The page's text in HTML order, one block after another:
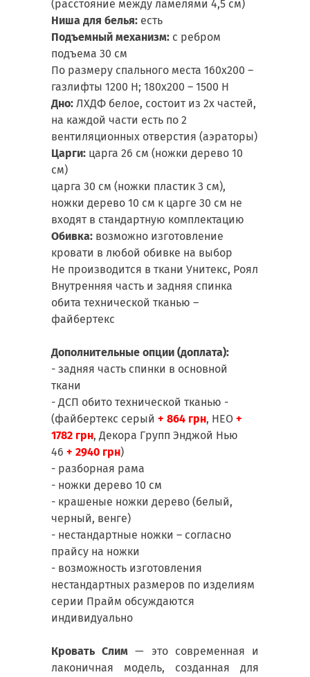
(расстояние между ламелями 4,5 см)
Ниша для белья: есть
Подъемный механизм: с ребром
подъема 30 см
По размеру спального места 160х200 –
газлифты 1200 Н; 180х200 – 1500 Н
Дно: ЛХДФ белое, состоит из 2х частей,
на каждой части есть по 2
вентиляционных отверстия (аэраторы)
Царги: царга 26 см (ножки дерево 10
см)
царга 30 см (ножки пластик 3 см),
ножки дерево 10 см к царге 30 см не
входят в стандартную комплектацию
Обивка: возможно изготовление
кровати в любой обивке на выбор
Не производится в ткани Унитекс, Роял
Внутренняя часть и задняя спинка
обита технической тканью –
файбертекс
Дополнительные опции (доплата):
- задняя часть спинки в основной
ткани
- ДСП обито технической тканью -
(файбертекс серый + 864 грн, НЕО +
1782 грн, Декора Групп Энджой Нью
46 + 2940 грн)
- разборная рама
- ножки дерево 10 см
- крашеные ножки дерево (белый,
черный, венге)
- нестандартные ножки – согласно
прайсу на ножки
- возможность изготовления
нестандартных размеров по изделиям
серии Прайм обсуждаются
индивидуально
Кровать Слим— это современная и
лаконичная модель, созданная для